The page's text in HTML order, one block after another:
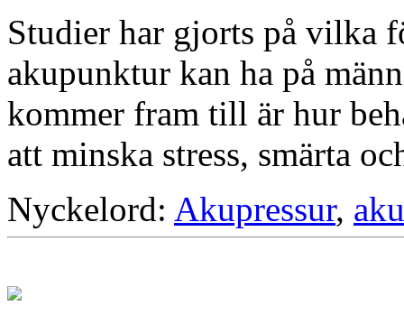
Studier har gjorts på vilka
akupunktur kan ha på
kommer fram till är hur
att minska stress, smärta
Nyckelord: Akupressur,